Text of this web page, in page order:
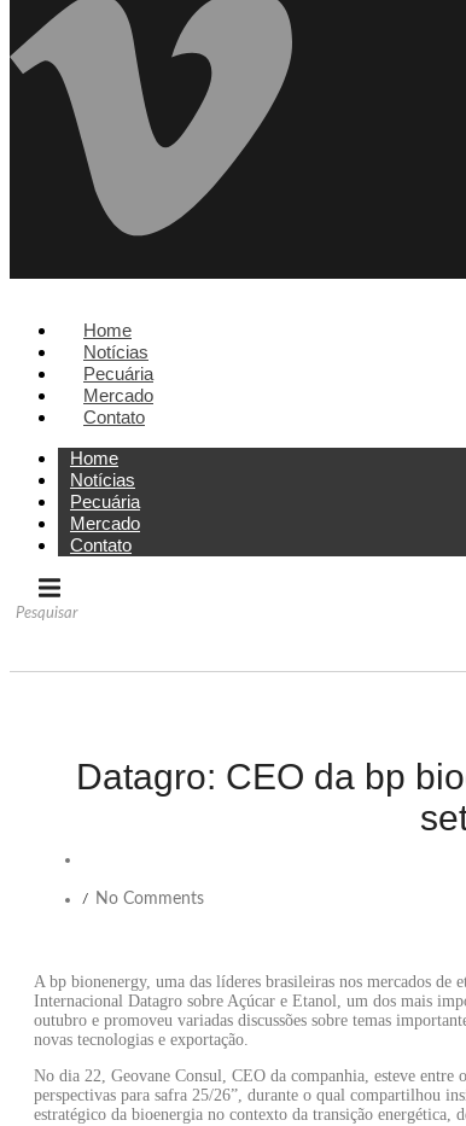
Home
Notícias
Pecuária
Mercado
Contato
Home
Notícias
Pecuária
Mercado
Contato
Datagro: CEO da bp
/ No Comments
A bp bionenergy, uma das líderes brasileiras nos mercados de
Internacional Datagro sobre Açúcar e Etanol, um dos mais
outubro e promoveu variadas discussões sobre temas
novas tecnologias e exportação.
No dia 22, Geovane Consul, CEO da companhia, esteve entre
perspectivas para safra 25/26”, durante o qual compartilhou
estratégico da bioenergia no contexto da transição energética,